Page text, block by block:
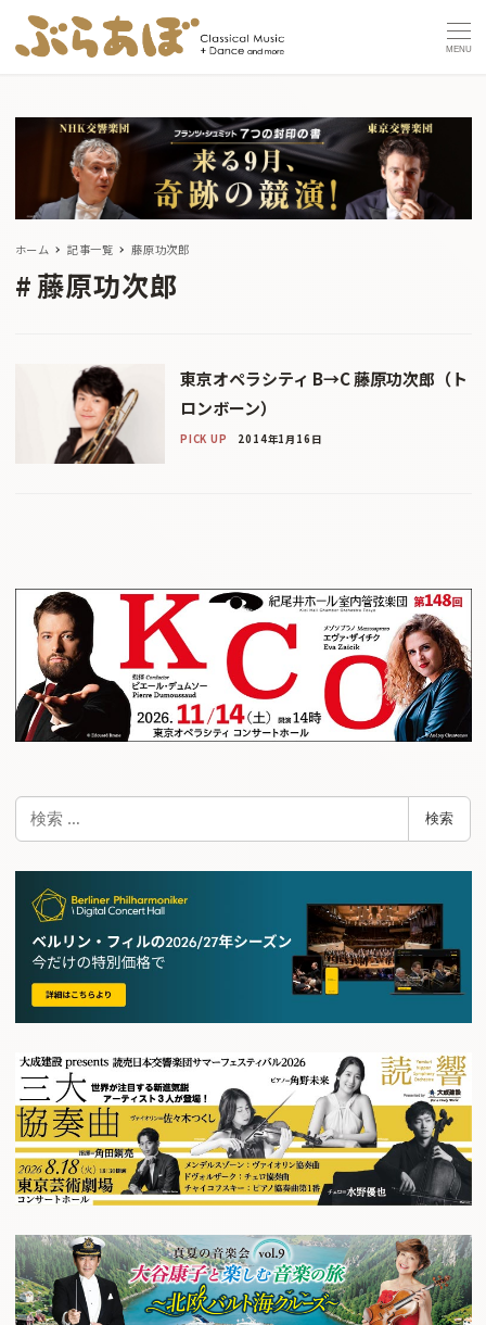
MENU
ホーム 記事一覧 藤原功次郎
藤原功次郎
東京オペラシティ B→C 藤原功次郎（ト
ロンボーン）
PICK UP 2014年1月16日
検
検索